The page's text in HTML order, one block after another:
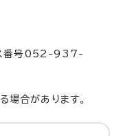
番号052-937-
合があります。